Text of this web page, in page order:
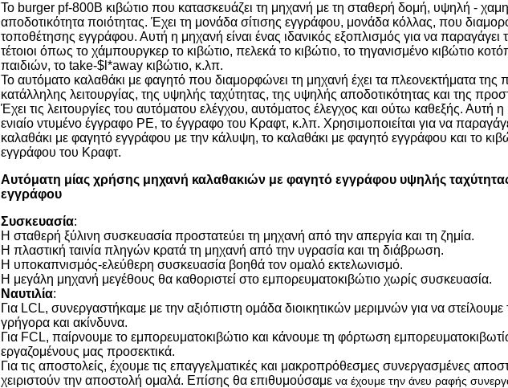
Το burger pf-800B κιβώτιο που κατασκευάζει τη μηχανή με τη σταθερή δομή, υψηλή -
αποδοτικότητα ποιότητας. Έχει τη μονάδα σίτισης εγγράφου, μονάδα κόλλας, που
τοποθέτησης εγγράφου. Αυτή η μηχανή είναι ένας ιδανικός εξοπλισμός για να παραγάγει
τέτοιοι όπως το χάμπουργκερ το κιβώτιο, πελεκά το κιβώτιο, το τηγανισμένο κιβώτιο
παιδιών, το take-$l*away κιβώτιο, κ.λπ.
Το αυτόματο καλαθάκι με φαγητό που διαμορφώνει τη μηχανή έχει τα πλεονεκτήματα της
κατάλληλης λειτουργίας, της υψηλής ταχύτητας, της υψηλής αποδοτικότητας και της
Έχει τις λειτουργίες του αυτόματου ελέγχου, αυτόματος έλεγχος και ούτω καθεξής. Αυτή η
ενιαίο ντυμένο έγγραφο PE, το έγγραφο του Κραφτ, κ.λπ. Χρησιμοποιείται για να
καλαθάκι με φαγητό εγγράφου με την κάλυψη, το καλαθάκι με φαγητό εγγράφου και το
εγγράφου του Κραφτ.
Αυτόματη μίας χρήσης μηχανή καλαθακιών με φαγητό εγγράφου υψηλής
εγγράφου
Συσκευασία:
Η σταθερή ξύλινη συσκευασία προστατεύει τη μηχανή από την απεργία και τη ζημία.
Η πλαστική ταινία πληγών κρατά τη μηχανή από την υγρασία και τη διάβρωση.
Η υποκαπνισμός-ελεύθερη συσκευασία βοηθά τον ομαλό εκτελωνισμό.
Η μεγάλη μηχανή μεγέθους θα καθοριστεί στο εμπορευματοκιβώτιο χωρίς συσκευασία.
Ναυτιλία:
Για LCL, συνεργαστήκαμε με την αξιόπιστη ομάδα διοικητικών μεριμνών για να
γρήγορα και ακίνδυνα.
Για FCL, παίρνουμε το εμπορευματοκιβώτιο και κάνουμε τη φόρτωση
εργαζομένους μας προσεκτικά.
Για τις αποστολείς, έχουμε τις επαγγελματικές και μακροπρόθεσμες συνεργασμένες
χειριστούν την αποστολή ομαλά. Επίσης θα επιθυμούσαμε να έχουμε την άνευ ραφής